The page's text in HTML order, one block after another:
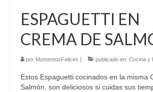
ESPAGUETTI EN
CREMA DE
por MomentosFelices | publicado en: Cocina y
Estos Espaguetti cocinados en la misma
Salmón, son deliciosos si cuidas sus